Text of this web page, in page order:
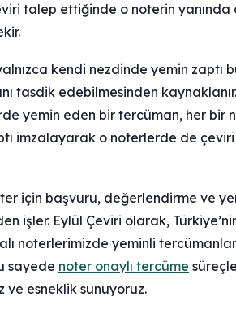
talep ettiğinde o noterin yanında
kendi nezdinde yemin zaptı
tasdik edebilmesinden kaynaklanır.
yemin eden bir tercüman, her bir
imzalayarak o noterlerde de çeviri
için başvuru, değerlendirme ve
işler. Eylül Çeviri olarak,
noterlerimizde yeminli
sayede noter onaylı tercüme
ve esneklik sunuyoruz.